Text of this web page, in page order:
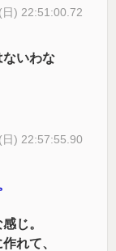
) 22:51:00.72
ないわな
) 22:57:55.90
じ。
れて、